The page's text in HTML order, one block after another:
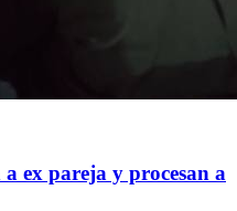
ex pareja y procesan a